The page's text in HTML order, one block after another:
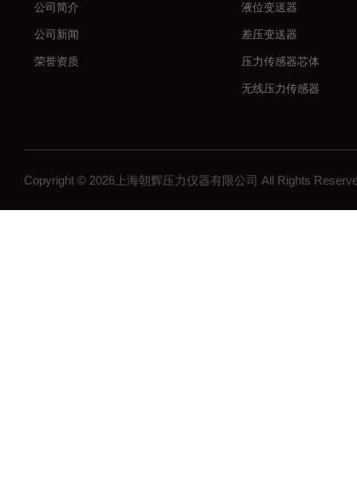
公司简介
公司新闻
荣誉资质
液位变送器
差压变送器
压力传感器芯体
无线压力传感器
Copyright © 2026上海朝辉压力仪器有限公司 All Rights